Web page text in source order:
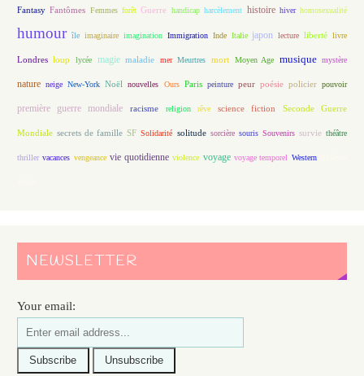
Fantasy Fantômes Femmes forêt Guerre handicap harcèlement histoire hiver homosexualité
humour île imaginaire imagination Immigration Inde Italie japon lecture liberté livre
Londres loup lycée magie maladie mer Meurtres mort Moyen Age musique mystère
nature neige New-York Noël nouvelles Ours Paris peinture peur poésie policier pouvoir
première guerre mondiale racisme religion rêve science fiction Seconde Guerre
Mondiale secrets de famille SF Solidarité solitude sorcière souris Souvenirs survie théâtre
thriller vacances vengeance vie quotidienne violence voyage voyage temporel Western
NEWSLETTER
Your email: